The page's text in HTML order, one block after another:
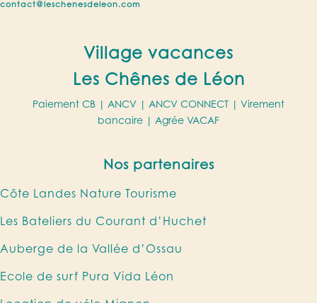
contact@leschenesdeleon.com
Village vacances
Les Chênes de Léon
Paiement CB | ANCV ANCV CONNECT
| Virement
bancaire | Agrée VACAF
Nos partenaires
Côte Landes Nature Tourisme
Les Bateliers du Courant d’Huchet
Auberge de la Vallée d’Ossau
Ecole de surf Pura Vida Léon